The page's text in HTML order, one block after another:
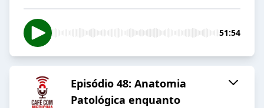
51:54
Episódio 48: Anatomia
Patológica enquanto